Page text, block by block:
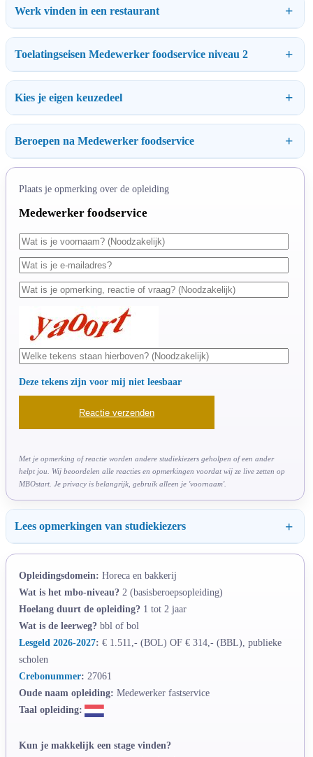
Werk vinden in een restaurant
Toelatingseisen Medewerker foodservice niveau 2
Kies je eigen keuzedeel
Beroepen na Medewerker foodservice
Plaats je opmerking over de opleiding
Medewerker foodservice
Deze tekens zijn voor mij niet leesbaar
Met je opmerking of reactie worden andere studiekiezers geholpen of een ander
helpt jou. Wij beoordelen alle reacties en opmerkingen voordat wij ze live zetten op
MBOstart. Je privacy is belangrijk, gebruik alleen je 'voornaam'.
Lees opmerkingen van studiekiezers
Opleidingsdomein: Horeca en bakkerij
Wat is het mbo-niveau? 2 (basisberoepsopleiding)
Hoelang duurt de opleiding? 1 tot 2 jaar
Wat is de leerweg? bbl of bol
Lesgeld 2026-2027: € 1.511,- (BOL) OF € 314,- (BBL), publieke
scholen
Crebonummer: 27061
Oude naam opleiding: Medewerker fastservice
Taal opleiding:
Kun je makkelijk een stage vinden?